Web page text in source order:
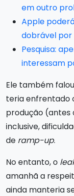
em outro
Apple
dobrável
Pesquisa:
interessam
Ele também
teria enfrentado
produção (antes
inclusive,
de ramp-up.
No entanto, o
amanhã a
ainda manteria